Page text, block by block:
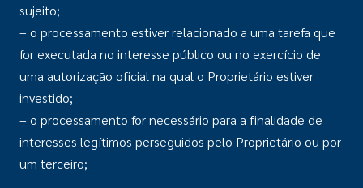
sujeito;
– o processamento estiver relacionado a uma tarefa que
for executada no interesse público ou no exercício de
uma autorização oficial na qual o Proprietário estiver
investido;
– o processamento for necessário para a finalidade de
interesses legítimos perseguidos pelo Proprietário ou por
um terceiro;